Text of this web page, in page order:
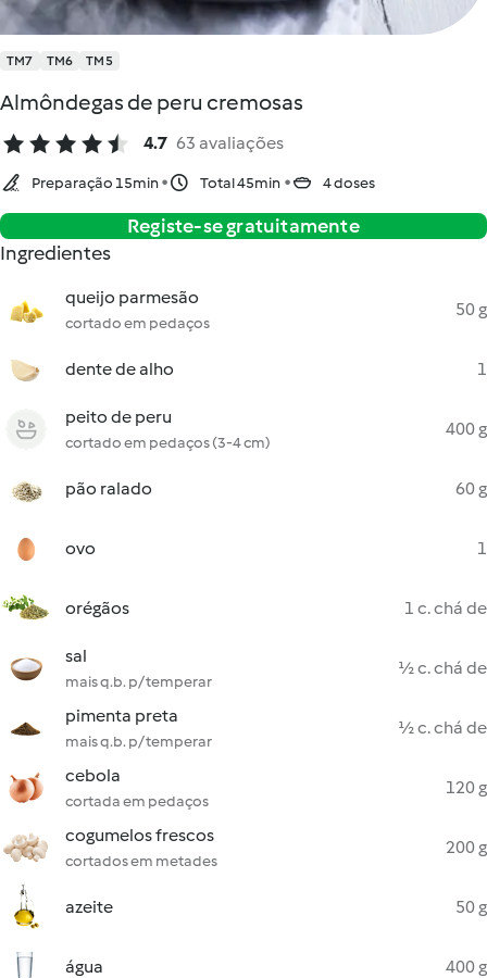
TM7 TM6 TM5
Almôndegas de peru cremosas
4.7 63 avaliações
Preparação 15min Total 45min 4 doses
Registe-se gratuitamente
Ingredientes
queijo parmesão
cortado em pedaços
50 g
dente de alho 1
peito de peru
cortado em pedaços (3-4 cm)
400 g
pão ralado 60 g
ovo 1
orégãos 1 c. chá de
sal
mais q.b. p/ temperar
½ c. chá de
pimenta preta
mais q.b. p/ temperar
½ c. chá de
cebola
cortada em pedaços
120 g
cogumelos frescos
cortados em metades
200 g
azeite 50 g
água 400 g